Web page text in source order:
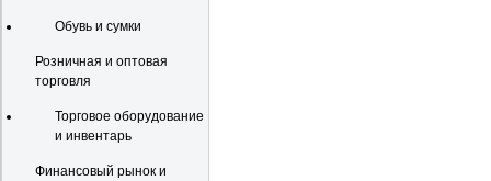
Обувь и сумки
Розничная и оптовая
торговля
Торговое оборудование
и инвентарь
Финансовый рынок и